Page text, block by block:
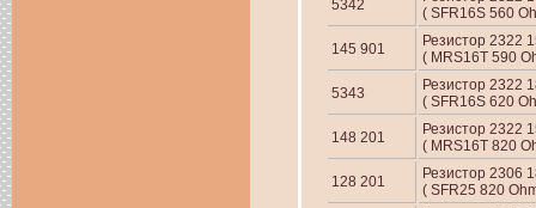
5342
( SFR16S 560
145 901
Резистор 2322
( MRS16T 590
5343
Резистор 2322
( SFR16S 620
148 201
Резистор 2322
( MRS16T 820
128 201
Резистор 2306
( SFR25 820